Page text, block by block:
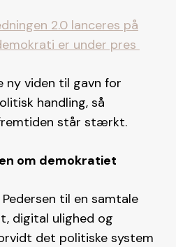
2.0 lanceres på
er under pres
ny viden til gavn for
handling, så
står stærkt.
om demokratiet
til en samtale
digital ulighed og
det politiske system